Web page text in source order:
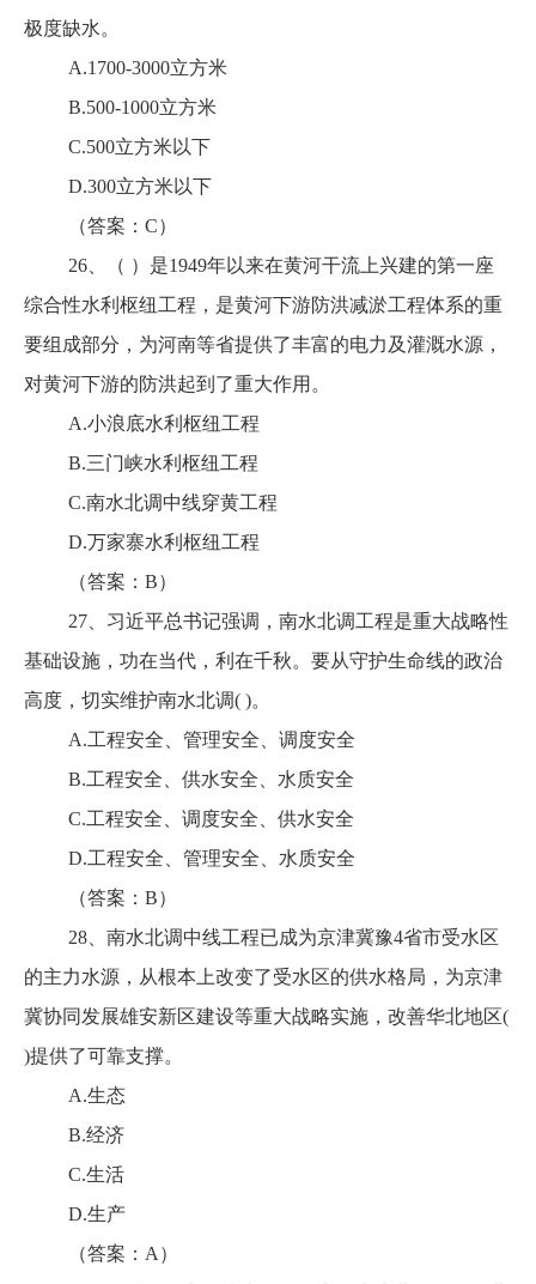
极度缺水。
A.1700-3000立方米
B.500-1000立方米
C.500立方米以下
D.300立方米以下
（答案：C）
26、（ ）是1949年以来在黄河干流上兴建的第一座
综合性水利枢纽工程，是黄河下游防洪减淤工程体系的重
要组成部分，为河南等省提供了丰富的电力及灌溉水源，
对黄河下游的防洪起到了重大作用。
A.小浪底水利枢纽工程
B.三门峡水利枢纽工程
C.南水北调中线穿黄工程
D.万家寨水利枢纽工程
（答案：B）
27、习近平总书记强调，南水北调工程是重大战略性
基础设施，功在当代，利在千秋。要从守护生命线的政治
高度，切实维护南水北调( )。
A.工程安全、管理安全、调度安全
B.工程安全、供水安全、水质安全
C.工程安全、调度安全、供水安全
D.工程安全、管理安全、水质安全
（答案：B）
28、南水北调中线工程已成为京津冀豫4省市受水区
的主力水源，从根本上改变了受水区的供水格局，为京津
冀协同发展雄安新区建设等重大战略实施，改善华北地区(
)提供了可靠支撑。
A.生态
B.经济
C.生活
D.生产
（答案：A）